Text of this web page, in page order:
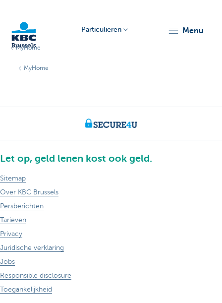
Particulieren menu
MyHome
MyHome
Let op, geld lenen kost ook geld.
Sitemap
Over KBC Brussels
Persberichten
Tarieven
Privacy
Juridische verklaring
Jobs
Responsible disclosure
Toegankelijkheid